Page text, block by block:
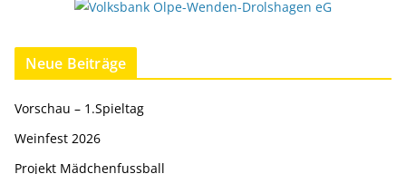
Neue Beiträge
Vorschau – 1.Spieltag
Weinfest 2026
Projekt Mädchenfussball